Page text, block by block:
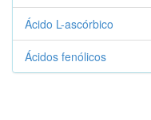
Ácido L-ascórbico
Ácidos fenólicos